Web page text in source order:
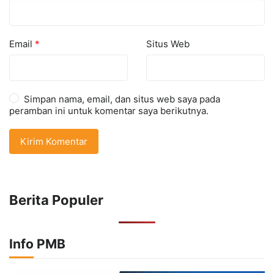
Email * Situs Web
Simpan nama, email, dan situs web saya pada
peramban ini untuk komentar saya berikutnya.
Berita Populer
Info PMB